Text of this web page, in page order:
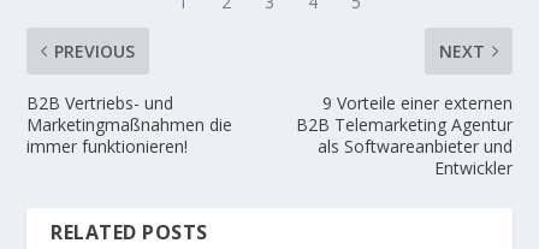
PREVIOUS
B2B Vertriebs- und
Marketingmaßnahmen die
immer funktionieren!
NEXT
9 Vorteile einer externen
B2B Telemarketing Agentur
als Softwareanbieter und
Entwickler
RELATED POSTS